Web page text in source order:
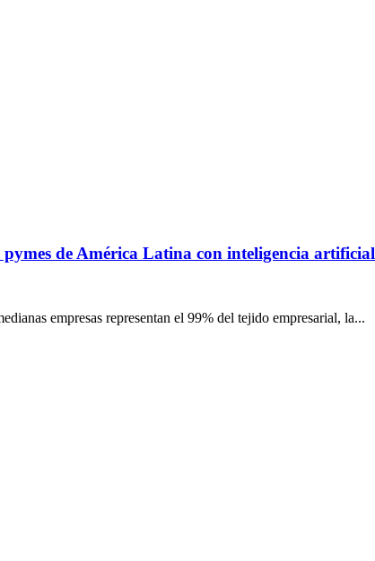
de América Latina con inteligencia artificial
empresas representan el 99% del tejido empresarial, la...